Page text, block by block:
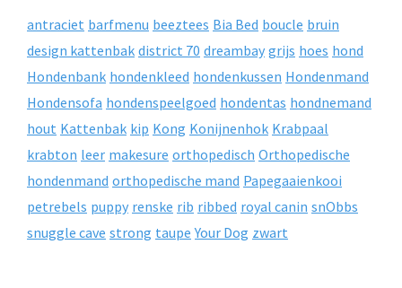
antraciet barfmenu beeztees Bia Bed boucle bruin
design kattenbak district 70 dreambay grijs hoes hond
Hondenbank hondenkleed hondenkussen Hondenmand
Hondensofa hondenspeelgoed hondentas hondnemand
hout Kattenbak kip Kong Konijnenhok Krabpaal
krabton leer makesure orthopedisch Orthopedische
hondenmand orthopedische mand Papegaaienkooi
petrebels puppy renske rib ribbed royal canin snObbs
snuggle cave strong taupe Your Dog zwart